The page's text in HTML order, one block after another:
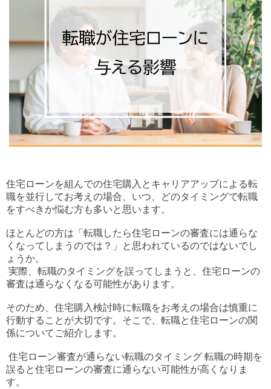
住宅ローンを組んでの住宅購入とキャリアアップによる転
職を並行してお考えの場合、いつ、どのタイミングで転職
をすべきか悩む方も多いと思います。
ほとんどの方は「転職したら住宅ローンの審査には通らな
くなってしまうのでは？」と思われているのではないでし
ょうか。
実際、転職のタイミングを誤ってしまうと、住宅ローンの
審査は通らなくなる可能性があります。
そのため、住宅購入検討時に転職をお考えの場合は慎重に
行動することが大切です。そこで、転職と住宅ローンの関
係についてご紹介します。
住宅ローン審査が通らない転職のタイミング 転職の時期を
誤ると住宅ローンの審査に通らない可能性が高くなりま
す。